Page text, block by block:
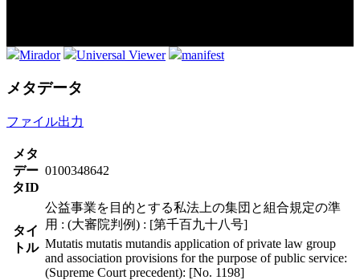
Mirador Universal Viewer manifest
メタデータ
ファイル出力
メタ
デー
タID
0100348642
タイ
トル
公益事業を目的とする私法上の集団と組合規定の準
用 : (大審院判例) : [第千百九十八号]
Mutatis mutatis mutandis application of private law group
and association provisions for the purpose of public service:
(Supreme Court precedent): [No. 1198]